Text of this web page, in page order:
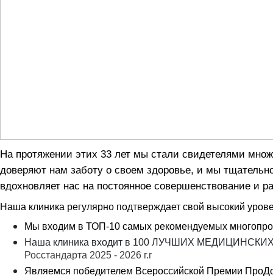
На протяжении этих 33 лет мы стали свидетелями
доверяют нам заботу о своем здоровье, и мы
вдохновляет нас на постоянное совершенствование и
Наша клиника регулярно подтверждает свой высокий
Мы входим в ТОП-10 самых рекомендуемых
Наша клиника входит в 100 ЛУЧШИХ
Росстандарта 2025 - 2026 г.г
Являемся победителем Всероссийской Премии